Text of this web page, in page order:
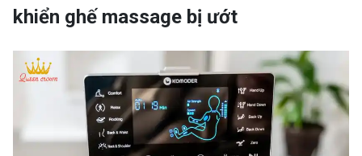
khiển ghế massage bị ướt